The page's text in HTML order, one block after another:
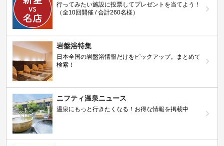
行ってみたい施設に投票してプレゼントを当てよう！
（全10回開催 / 合計260名様）
岩盤浴特集
日本全国の岩盤浴情報だけをピックアップ。まとめて
検索！
ニフティ温泉ニュース
温泉にもっと行きたくなる！お得な情報を掲載中